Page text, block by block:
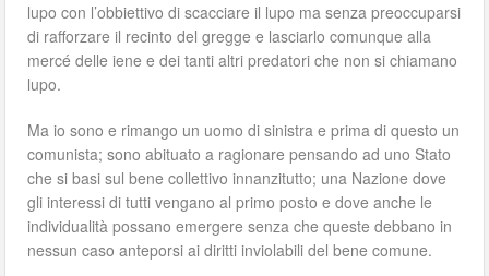
lupo con l’obbiettivo di scacciare il lupo ma senza preoccuparsi
di rafforzare il recinto del gregge e lasciarlo comunque alla
mercé delle iene e dei tanti altri predatori che non si chiamano
lupo.
Ma io sono e rimango un uomo di sinistra e prima di questo un
comunista; sono abituato a ragionare pensando ad uno Stato
che si basi sul bene collettivo innanzitutto; una Nazione dove
gli interessi di tutti vengano al primo posto e dove anche le
individualità possano emergere senza che queste debbano in
nessun caso anteporsi ai diritti inviolabili del bene comune.